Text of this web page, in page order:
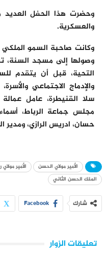
وحضرت هذا الحفل العديد
والعسكرية.
وكانت صاحبة السمو الملكي
وصولها إلى مسجد السنة،
التحية، قبل أن يتقدم
والإدماج الاجتماعي
سلا القنيطرة، عامل
مجلس جماعة الرباط،
حسان، ادريس الرازي، ومدير
الأمير مولاي الحسن الأمير
الملك الحسن الثاني
شارك Facebook
تعليقات الزوار